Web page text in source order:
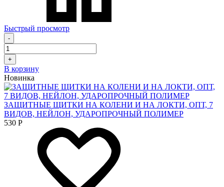
Быстрый просмотр
-
+
В корзину
Новинка
ЗАЩИТНЫЕ ЩИТКИ НА КОЛЕНИ И НА ЛОКТИ, ОПТ, 7
ВИДОВ, НЕЙЛОН, УДАРОПРОЧНЫЙ ПОЛИМЕР
530 Р